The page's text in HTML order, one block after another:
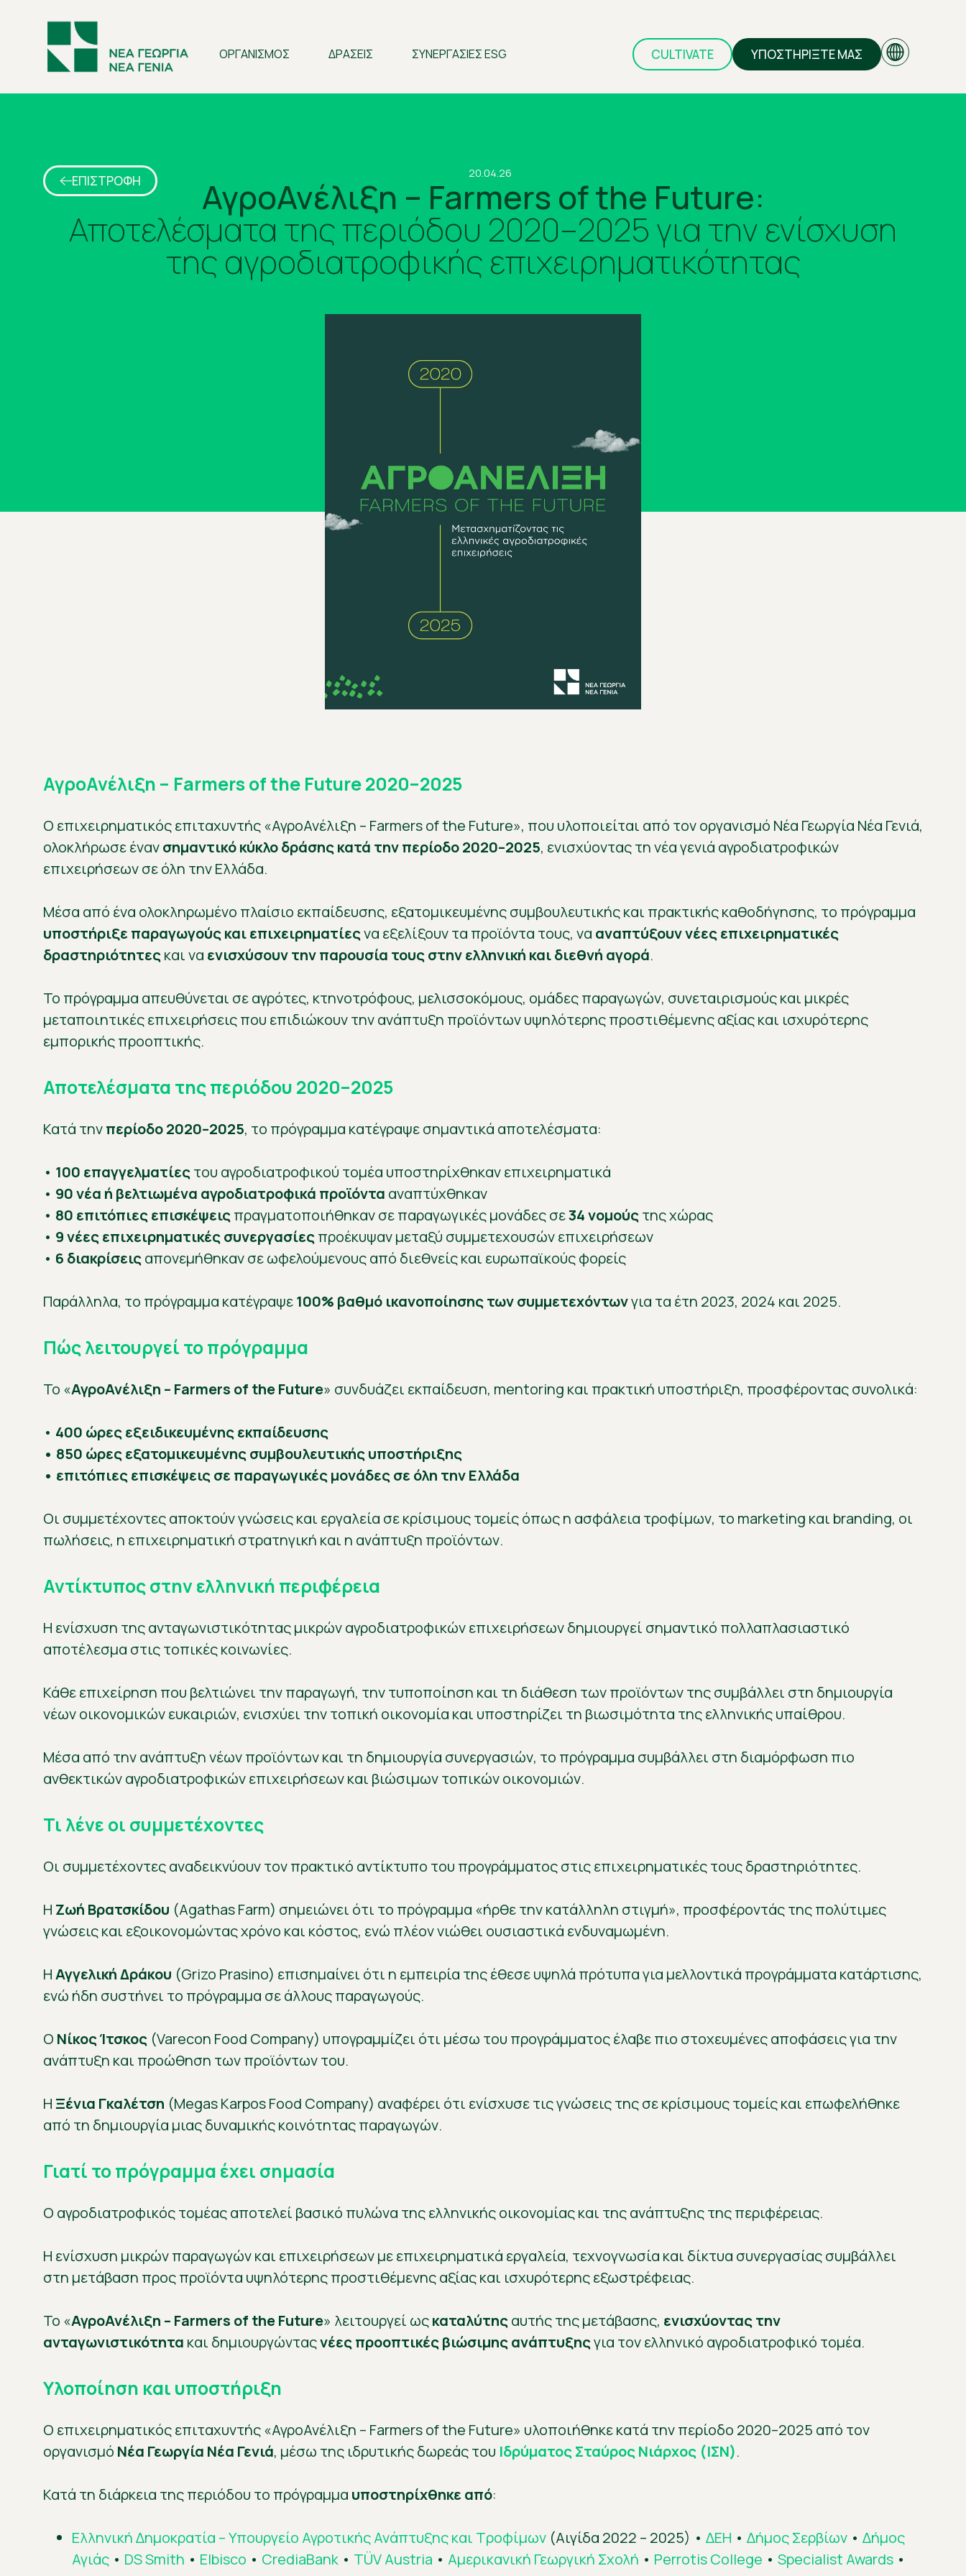
ΟΡΓΑΝΙΣΜΟΣ ΔΡΑΣΕΙΣ ΣΥΝΕΡΓΑΣΙΕΣ ESG CULTIVATE ΥΠΟΣΤΗΡΙΞΤΕ ΜΑΣ
20.04.26
ΑγροΑνέλιξη – Farmers of the Future:
Αποτελέσματα της περιόδου 2020–2025 για την ενίσχυση
της αγροδιατροφικής επιχειρηματικότητας
ΕΠΙΣΤΡΟΦΗ
ΑγροΑνέλιξη – Farmers of the Future 2020–2025
Ο επιχειρηματικός επιταχυντής «ΑγροΑνέλιξη – Farmers of the Future», που υλοποιείται από τον οργανισμό Νέα Γεωργία Νέα Γενιά,
ολοκλήρωσε ένανσημαντικό κύκλο δράσης κατά την περίοδο 2020–2025, ενισχύοντας τη νέα γενιά αγροδιατροφικών
επιχειρήσεων σε όλη την Ελλάδα.
Μέσα από ένα ολοκληρωμένο πλαίσιο εκπαίδευσης, εξατομικευμένης συμβουλευτικής και πρακτικής καθοδήγησης, το πρόγραμμα
υποστήριξε παραγωγούς και επιχειρηματίεςνα εξελίξουν τα προϊόντα τους, να αναπτύξουν νέες επιχειρηματικές
δραστηριότητεςκαι να ενισχύσουν την παρουσία τους στην ελληνική και διεθνή αγορά.
Το πρόγραμμα απευθύνεται σε αγρότες, κτηνοτρόφους, μελισσοκόμους, ομάδες παραγωγών, συνεταιρισμούς και μικρές
μεταποιητικές επιχειρήσεις που επιδιώκουν την ανάπτυξη προϊόντων υψηλότερης προστιθέμενης αξίας και ισχυρότερης
εμπορικής προοπτικής.
Αποτελέσματα της περιόδου 2020–2025
Κατά τηνπερίοδο 2020–2025, το πρόγραμμα κατέγραψε σημαντικά αποτελέσματα:
• 100 επαγγελματίεςτου αγροδιατροφικού τομέα υποστηρίχθηκαν επιχειρηματικά
• 90 νέα ή βελτιωμένα αγροδιατροφικά προϊόντα αναπτύχθηκαν
• 80 επιτόπιες επισκέψειςπραγματοποιήθηκαν σε παραγωγικές μονάδες σε34 νομούςτης χώρας
• 9 νέες επιχειρηματικές συνεργασίεςπροέκυψαν μεταξύ συμμετεχουσών επιχειρήσεων
• 6 διακρίσειςαπονεμήθηκαν σε ωφελούμενους από διεθνείς και ευρωπαϊκούς φορείς
Παράλληλα, το πρόγραμμα κατέγραψε100% βαθμό ικανοποίησης των συμμετεχόντωνγια τα έτη 2023, 2024 και 2025.
Πώς λειτουργεί το πρόγραμμα
Το «ΑγροΑνέλιξη – Farmers of the Future» συνδυάζει εκπαίδευση, mentoring και πρακτική υποστήριξη, προσφέροντας συνολικά:
• 400 ώρες εξειδικευμένης εκπαίδευσης
• 850 ώρες εξατομικευμένης συμβουλευτικής υποστήριξης
• επιτόπιες επισκέψεις σε παραγωγικές μονάδες σε όλη την Ελλάδα
Οι συμμετέχοντες αποκτούν γνώσεις και εργαλεία σε κρίσιμους τομείς όπως η ασφάλεια τροφίμων, το marketing και branding, οι
πωλήσεις, η επιχειρηματική στρατηγική και η ανάπτυξη προϊόντων.
Αντίκτυπος στην ελληνική περιφέρεια
Η ενίσχυση της ανταγωνιστικότητας μικρών αγροδιατροφικών επιχειρήσεων δημιουργεί σημαντικό πολλαπλασιαστικό
αποτέλεσμα στις τοπικές κοινωνίες.
Κάθε επιχείρηση που βελτιώνει την παραγωγή, την τυποποίηση και τη διάθεση των προϊόντων της συμβάλλει στη δημιουργία
νέων οικονομικών ευκαιριών, ενισχύει την τοπική οικονομία και υποστηρίζει τη βιωσιμότητα της ελληνικής υπαίθρου.
Μέσα από την ανάπτυξη νέων προϊόντων και τη δημιουργία συνεργασιών, το πρόγραμμα συμβάλλει στη διαμόρφωση πιο
ανθεκτικών αγροδιατροφικών επιχειρήσεων και βιώσιμων τοπικών οικονομιών.
Τι λένε οι συμμετέχοντες
Οι συμμετέχοντες αναδεικνύουν τον πρακτικό αντίκτυπο του προγράμματος στις επιχειρηματικές τους δραστηριότητες.
Η Ζωή Βρατσκίδου (Agathas Farm) σημειώνει ότι το πρόγραμμα «ήρθε την κατάλληλη στιγμή», προσφέροντάς της πολύτιμες
γνώσεις και εξοικονομώντας χρόνο και κόστος, ενώ πλέον νιώθει ουσιαστικά ενδυναμωμένη.
ΗΑγγελική Δράκου (Grizo Prasino) επισημαίνει ότι η εμπειρία της έθεσε υψηλά πρότυπα για μελλοντικά προγράμματα κατάρτισης,
ενώ ήδη συστήνει το πρόγραμμα σε άλλους παραγωγούς.
Ο Νίκος Ίτσκος (Varecon Food Company) υπογραμμίζει ότι μέσω του προγράμματος έλαβε πιο στοχευμένες αποφάσεις για την
ανάπτυξη και προώθηση των προϊόντων του.
Η Ξένια Γκαλέτση (Megas Karpos Food Company) αναφέρει ότι ενίσχυσε τις γνώσεις της σε κρίσιμους τομείς και επωφελήθηκε
από τη δημιουργία μιας δυναμικής κοινότητας παραγωγών.
Γιατί το πρόγραμμα έχει σημασία
Ο αγροδιατροφικός τομέας αποτελεί βασικό πυλώνα της ελληνικής οικονομίας και της ανάπτυξης της περιφέρειας.
Η ενίσχυση μικρών παραγωγών και επιχειρήσεων με επιχειρηματικά εργαλεία, τεχνογνωσία και δίκτυα συνεργασίας συμβάλλει
στη μετάβαση προς προϊόντα υψηλότερης προστιθέμενης αξίας και ισχυρότερης εξωστρέφειας.
Το «ΑγροΑνέλιξη – Farmers of the Future» λειτουργεί ωςκαταλύτηςαυτής της μετάβασης, ενισχύοντας την
ανταγωνιστικότητα και δημιουργώνταςνέες προοπτικές βιώσιμης ανάπτυξηςγια τον ελληνικό αγροδιατροφικό τομέα.
Υλοποίηση και υποστήριξη
Ο επιχειρηματικός επιταχυντής «ΑγροΑνέλιξη – Farmers of the Future» υλοποιήθηκε κατά την περίοδο 2020–2025 από τον
οργανισμό Νέα Γεωργία Νέα Γενιά, μέσω της ιδρυτικής δωρεάς του Ιδρύματος Σταύρος Νιάρχος (ΙΣΝ).
Κατά τη διάρκεια της περιόδου το πρόγραμμα υποστηρίχθηκε από:
Ελληνική Δημοκρατία – Υπουργείο Αγροτικής Ανάπτυξης και Τροφίμων (Αιγίδα 2022 – 2025) • ΔΕΗ • Δήμος Σερβίων • Δήμος
Αγιάς • DS Smith • Elbisco • CrediaBank • TÜV Austria • Αμερικανική Γεωργική Σχολή • Perrotis College • Specialist Awards •